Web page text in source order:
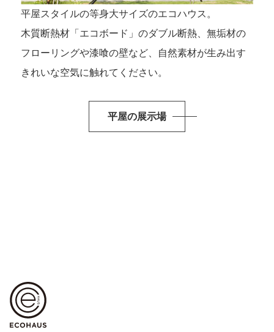
平屋スタイルの等⾝⼤サイズのエコハウス。
⽊質断熱材「エコボード」のダブル断熱、無垢材の
フローリングや漆喰の壁など、⾃然素材が⽣み出す
きれいな空気に触れてください。
平屋の展示場